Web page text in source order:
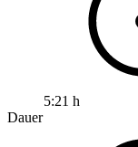
5:21 h
Dauer